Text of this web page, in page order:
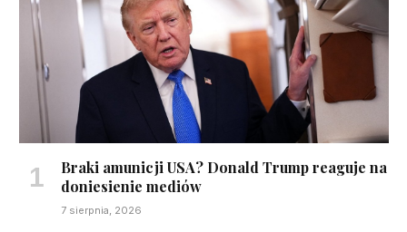
Braki amunicji USA? Donald Trump reaguje na
doniesienie mediów
7 sierpnia, 2026